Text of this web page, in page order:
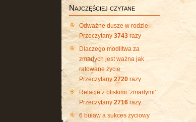
Najczęściej czytane
Odważne dusze w rodzie
Przeczytany 3743razy
Dlaczego modlitwa za
zmarłych jest ważna jak
ratowane życie
Przeczytany 2720 razy
Relacje z bliskimi ‘zmarłymi’
Przeczytany 2716 razy
6 buław a sukces życiowy